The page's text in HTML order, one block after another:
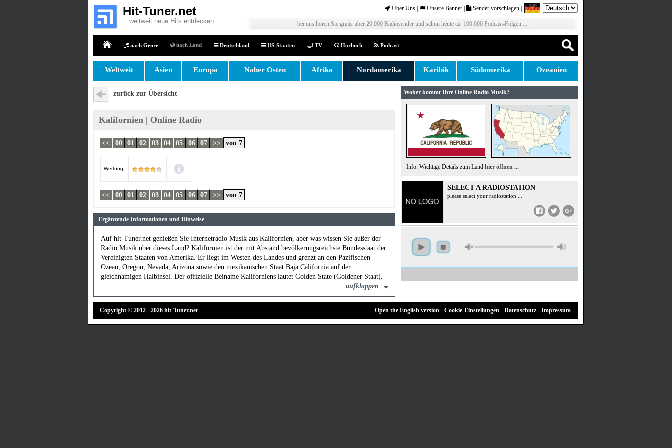
Hit-Tuner.net
weltweit neue Hits entdecken
Über Uns Unsere Banner Sender vorschlagen
bei uns hören Sie gratis über 20.000 Radiosender und schon heute ca. 100.000 Podcast-Folgen ...
nach Genre nach Land Deutschland US-Staaten TV Hörbuch Podcast
Weltweit Asien Europa Naher Osten Afrika Nordamerika Karibik Südamerika Ozeanien
zurück zur Übersicht
Kalifornien | Online Radio
<< 00 01 02 03 04 05 06 07 >> von 7
Wertung:
<< 00 01 02 03 04 05 06 07 >> von 7
Ergänzende Informationen und Hinweise
Auf hit-Tuner.net genießen Sie Internetradio Musik aus Kalifornien, aber was wissen Sie außer der
Radio Musik über dieses Land? Kalifornien ist der mit Abstand bevölkerungsreichste Bundesstaat der
Vereinigten Staaten von Amerika. Er liegt im Westen des Landes und grenzt an den Pazifischen
Ozean, Oregon, Nevada, Arizona sowie den mexikanischen Staat Baja California auf der
gleichnamigen Halbinsel. Der offizielle Beiname Kaliforniens lautet Golden State (Goldener Staat).
aufklappen
Woher kommt Ihre Online Radio Musik?
Info: Wichtige Details zum Land hier öffnen ...
SELECT A RADIOSTATION
please select your radiostation ...
Copyright © 2012 - 2026 hit-Tuner.net Open the English version - Cookie-Einstellungen - Datenschutz - Impressum